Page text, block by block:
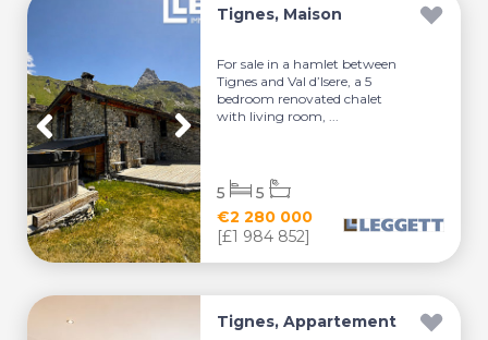
Tignes, Maison
For sale in a hamlet between
Tignes and Val d’Isere, a 5
bedroom renovated chalet
with living room, ...
€2 280 000
[£1 984 852]
5 5
Tignes, Appartement